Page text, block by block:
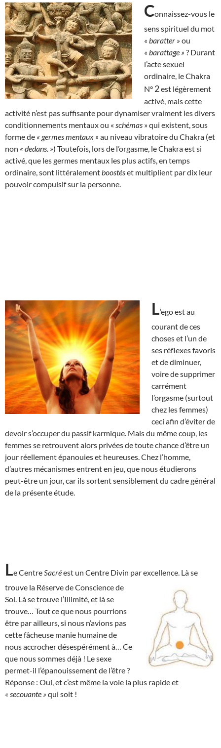
Connaissez-vous le
sens spirituel du mot
« baratter » ou
« barattage » ? Durant
l’acte sexuel
ordinaire, le Chakra
N° 2est légèrement
activé, mais cette
activité n’est pas suffisante pour dynamiser vraiment les divers
conditionnements mentaux ou « schémas » qui existent, sous
forme de « germes mentaux » au niveau vibratoire du Chakra (et
non « dedans. ») Toutefois, lors de l’orgasme, le Chakra est si
activé, que les germes mentaux les plus actifs, en temps
ordinaire, sont littéralement boostéset multiplient par dix leur
pouvoir compulsif sur la personne.
L‘ego est au
courant de ces
choses et l’un de
ses réflexes favoris
et de diminuer,
voire de supprimer
carrément
l’orgasme (surtout
chez les femmes)
ceci afin d’éviter de
devoir s’occuper du passif karmique. Mais du même coup, les
femmes se retrouvent alors privées de toute chance d’être un
jour réellement épanouies et heureuses. Chez l’homme,
d’autres mécanismes entrent en jeu, que nous étudierons
peut-être un jour, car ils sortent sensiblement du cadre général
de la présente étude.
Le Centre Sacréest un Centre Divin par excellence. Là se
trouve la Réserve deConscience de
Soi. Là se trouve l’Illimité, et là se
trouve… Tout ce que nous pourrions
être par ailleurs, si nous n’avions pas
cette fâcheuse manie humaine de
nous accrocher désespérément à… Ce
que nous sommes déjà ! Le sexe
permet-il l’épanouissement de l’être ?
Réponse : Oui, et c’est même la voie la plus rapide et
« secouante » qui soit !